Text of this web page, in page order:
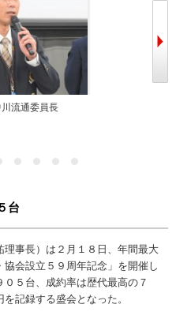
流通委員長
台
事長）は２月１８日、年間最大
会設立５９周年記念」を開催し
５台、成約率は歴代最高の７
記録する盛会となった。